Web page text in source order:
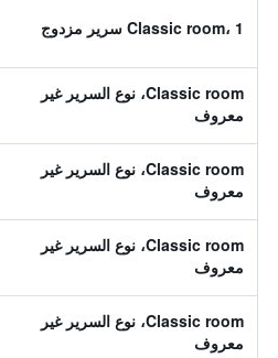
Classic room، 1 سرير مزدوج
Classic room، نوع السرير غير
معروف
Classic room، نوع السرير غير
معروف
Classic room، نوع السرير غير
معروف
Classic room، نوع السرير غير
معروف